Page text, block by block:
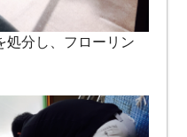
処分し、フローリン